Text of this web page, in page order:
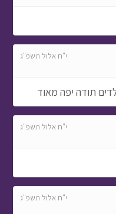
י"ח אלול תשפ"ג
י"ח אלול תשפ"ג
י"ח אלול תשפ"ג